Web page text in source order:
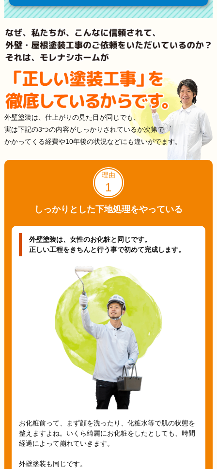
外壁塗装は、仕上がりの見た目が同じでも、
実は下記の3つの内容がしっかりされているか次第で
かかってくる経費や10年後の状況などにも違いがでます。
理由
1
しっかりとした下地処理をやっている
外壁塗装は、女性のお化粧と同じです。
正しい工程をきちんと行う事で初めて完成します。
お化粧前って、まず顔を洗ったり、化粧水等で肌の状態を
整えますよね。いくら綺麗にお化粧をしたとしても、時間
経過によって崩れていきます。
外壁塗装も同じです。